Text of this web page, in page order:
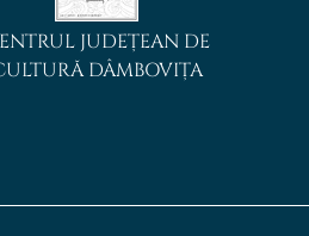
JUDEȚEAN DE
DÂMBOVIȚA